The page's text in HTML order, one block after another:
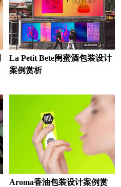
La Petit Bete闺蜜酒包装设计
案例赏析
Aroma香油包装设计案例赏